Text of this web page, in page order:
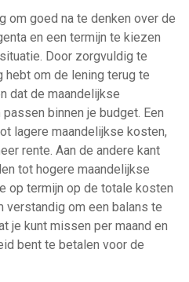
om goed na te denken over de
en een termijn te kiezen
Door zorgvuldig te
hebt om de lening terug te
dat de maandelijkse
binnen je budget. Een
lagere maandelijkse kosten,
rente. Aan de andere kant
tot hogere maandelijkse
op termijn op de totale kosten
verstandig om een balans te
je kunt missen per maand en
bent te betalen voor de